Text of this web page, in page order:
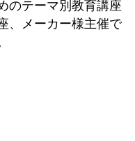
のテーマ別教育講座
、メーカー様主催で